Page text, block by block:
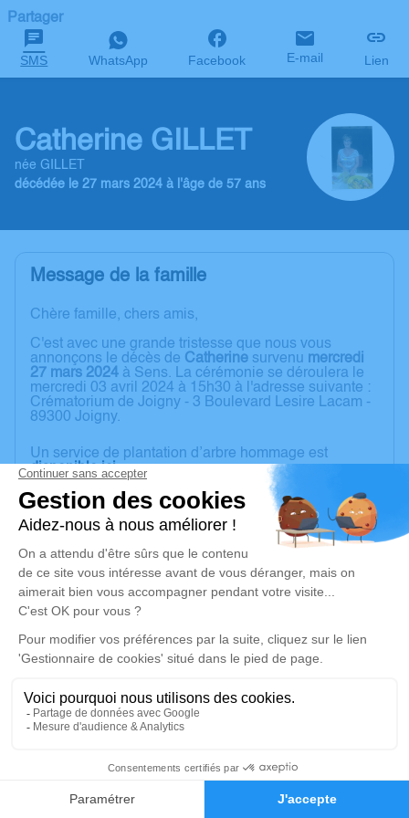
Faire-part Hommages
Partager
SMS WhatsApp Facebook E-mail Lien
Catherine GILLET
née GILLET
décédée le 27 mars 2024 à l'âge de 57 ans
Message de la famille
Chère famille, chers amis,
C'est avec une grande tristesse que nous vous
annonçons le décès de Catherine survenu mercredi
27 mars 2024 à Sens. La cérémonie se déroulera le
mercredi 03 avril 2024 à 15h30 à l'adresse suivante :
Crématorium de Joigny - 3 Boulevard Lesire Lacam -
89300 Joigny.
Un service de plantation d’arbre hommage est
disponible ici.
Je rends hommage
Cérémonie civile
mercredi 03 avril 2024 à 15h30
Crématorium de Joigny
3 Boulevard Lesire Lacam
89300 Joigny
Déroulé des obsèques